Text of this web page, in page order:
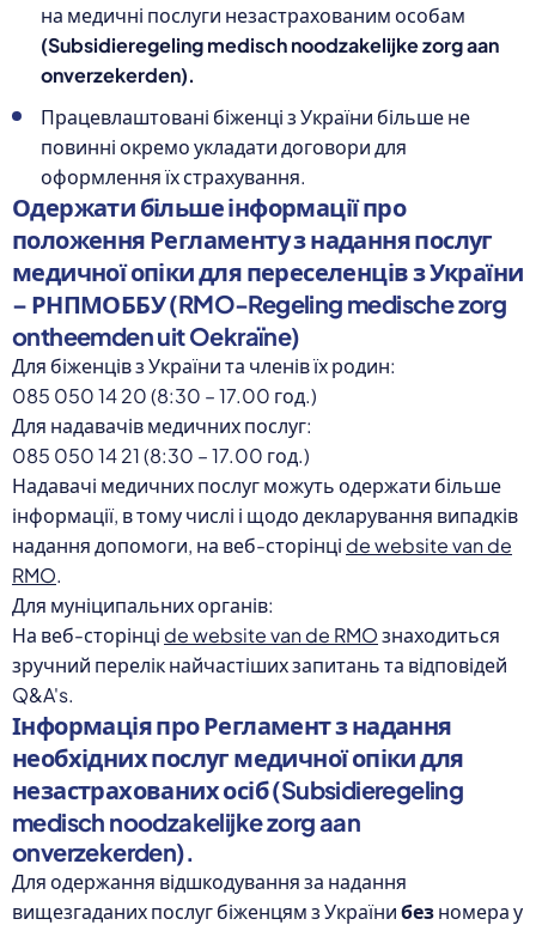
на медичні послуги незастрахованим особам
(Subsidieregeling medisch noodzakelijke zorg aan
onverzekerden).
Працевлаштовані біженці з України більше не
повинні окремо укладати договори для
оформлення їх страхування.
Одержати більше інформації про
положення Регламенту з надання послуг
медичної опіки для переселенців з України
– РНПМОББУ (RMO-Regeling medische zorg
ontheemden uit Oekraïne)
Для біженців з України та членів їх родин:
085 050 14 20 (8:30 – 17.00 год.)
Для надавачів медичних послуг:
085 050 14 21 (8:30 – 17.00 год.)
Надавачі медичних послуг можуть одержати більше
інформації, в тому числі і щодо декларування випадків
надання допомоги, на веб-сторінці de website van de
RMO.
Для муніципальних органів:
На веб-сторінці de website van de RMOзнаходиться
зручний перелік найчастіших запитань та відповідей
Q&A's.
Інформація про Регламент з надання
необхідних послуг медичної опіки для
незастрахованих осіб (Subsidieregeling
medisch noodzakelijke zorg aan
onverzekerden).
Для одержання відшкодування за надання
вищезгаданих послуг біженцям з Українибезномера у